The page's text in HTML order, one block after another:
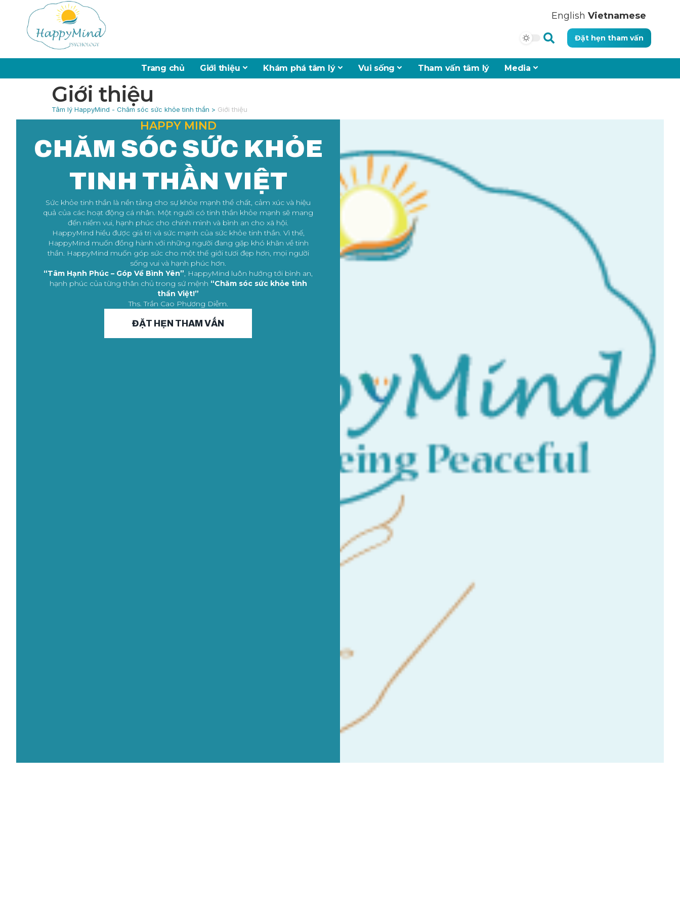
English Vietnamese
Đặt hẹn tham vấn
Trang chủ Giới thiệu Khám phá tâm lý Vui sống Tham vấn tâm lý Media
Giới thiệu
Tâm lý HappyMind - Chăm sóc sức khỏe tinh thần > Giới thiệu
HAPPY MIND
CHĂM SÓC SỨC KHỎE
TINH THẦN VIỆT
Sức khỏe tinh thần là nền tảng cho sự khỏe mạnh thể chất, cảm xúc và hiệu
quả của các hoạt động cá nhân. Một người có tinh thần khỏe mạnh sẽ mang
đến niềm vui, hạnh phúc cho chính mình và bình an cho xã hội.
HappyMind hiểu được giá trị và sức mạnh của sức khỏe tinh thần. Vì thế,
HappyMind muốn đồng hành với những người đang gặp khó khăn về tinh
thần. HappyMind muốn góp sức cho một thế giới tươi đẹp hơn, mọi người
sống vui và hạnh phúc hơn.
“Tâm Hạnh Phúc – Góp Về Bình Yên”, HappyMind luôn hướng tới bình an,
hạnh phúc của từng thân chủ trong sứ mệnh “Chăm sóc sức khỏe tinh
thần Việt!”
Ths. Trần Cao Phương Diễm.
ĐẶT HẸN THAM VẤN